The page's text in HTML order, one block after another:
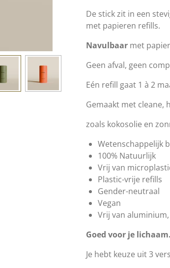
De stick zit in een
met papieren refills.
Navulbaar met
Geen afval, geen
Eén refill gaat 1 à 2
Gemaakt met cleane,
zoals kokosolie en
Wetenschappelijk
100% Natuurlijk
Vrij van
Plastic-vrije refills
Gender-neutraal
Vegan
Vrij van
Goed voor je
Je hebt keuze uit 3